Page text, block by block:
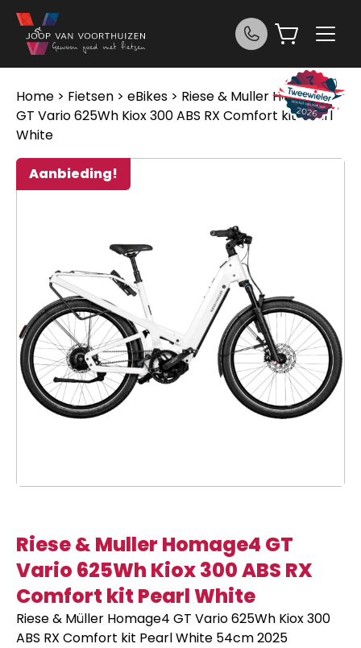
Ga naar de inhoud
Home > Fietsen > eBikes > Riese & Muller Homage4
GT Vario 625Wh Kiox 300 ABS RX Comfort kit Pearl
White
Aanbieding!
Riese & Muller Homage4 GT
Vario 625Wh Kiox 300 ABS RX
Comfort kit Pearl White
Riese & Müller Homage4 GT Vario 625Wh Kiox 300
ABS RX Comfort kit Pearl White 54cm 2025